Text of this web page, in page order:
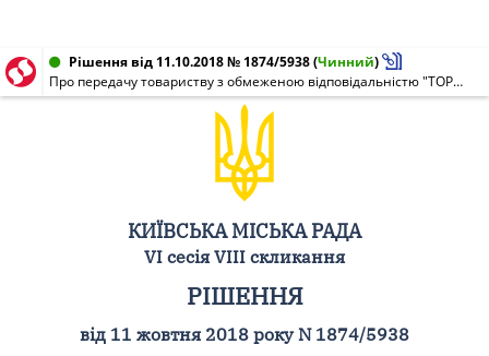
Рішення від 11.10.2018 № 1874/5938(Чинний)
Про передачу товариству з обмеженою відповідальністю "ТОРГОВИЙ ДІМ "РИБАЛКА" земельної ділянки для експлуатації та обслуговування будівель і споруд торгівлі на вул. Центральній, 12-а у Дарницькому районі м. Києва
КИЇВСЬКА МІСЬКА РАДА
VI сесія VIII скликання
РІШЕННЯ
від 11 жовтня 2018 року N 1874/5938